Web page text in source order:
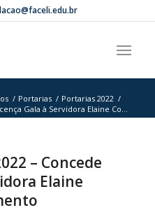
/ Portarias / Portarias 2022 /
Gala à Servidora Elaine Co...
– Concede
Elaine